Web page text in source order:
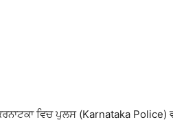
ਵਿਚ ਪੁਲਸ (Karnataka